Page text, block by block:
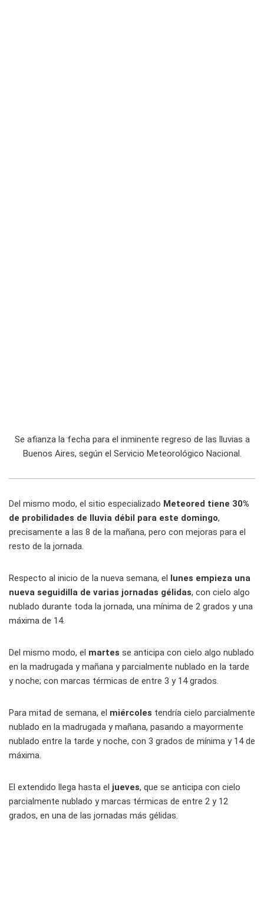
Se afianza la fecha para el inminente regreso de las lluvias a
Buenos Aires, según el Servicio Meteorológico Nacional.
Del mismo modo, el sitio especializado Meteored tiene 30%
de probilidades de lluvia débil para este domingo,
precisamente a las 8 de la mañana, pero con mejoras para el
resto de la jornada.
Respecto al inicio de la nueva semana, el
lunes empieza una
nueva seguidilla de varias jornadas gélidas, con cielo algo
nublado durante toda la jornada, una mínima de 2 grados y una
máxima de 14.
Del mismo modo, el martes se anticipa con cielo algo nublado
en la madrugada y mañana y parcialmente nublado en la tarde
y noche; con marcas térmicas de entre 3 y 14 grados.
Para mitad de semana, el miércoles tendría cielo parcialmente
nublado en la madrugada y mañana, pasando a mayormente
nublado entre la tarde y noche, con 3 grados de mínima y 14 de
máxima.
El extendido llega hasta el jueves, que se anticipa con cielo
parcialmente nublado y marcas térmicas de entre 2 y 12
grados, en una de las jornadas más gélidas.